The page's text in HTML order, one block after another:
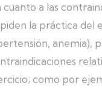
cuanto a las
la práctica del
anemia),
como por